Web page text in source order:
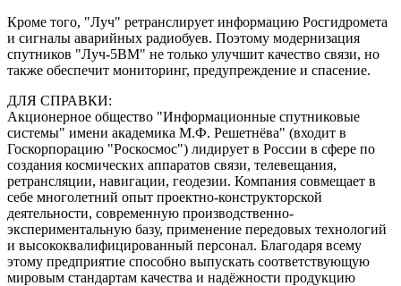
Кроме того, "Луч" ретранслирует информацию Росгидромета
и сигналы аварийных радиобуев. Поэтому модернизация
спутников "Луч-5ВМ" не только улучшит качество связи, но
также обеспечит мониторинг, предупреждение и спасение.
ДЛЯ СПРАВКИ:
Акционерное общество "Информационные спутниковые
системы" имени академика М.Ф. Решетнёва" (входит в
Госкорпорацию "Роскосмос") лидирует в России в сфере по
создания космических аппаратов связи, телевещания,
ретрансляции, навигации, геодезии. Компания совмещает в
себе многолетний опыт проектно-конструкторской
деятельности, современную производственно-
экспериментальную базу, применение передовых технологий
и высококвалифицированный персонал. Благодаря всему
этому предприятие способно выпускать соответствующую
мировым стандартам качества и надёжности продукцию